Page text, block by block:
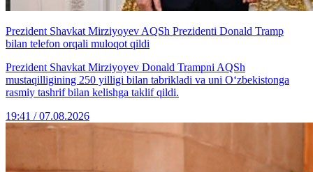
Prezident Shavkat Mirziyoyev AQSh Prezidenti Donald Tramp
bilan telefon orqali muloqot qildi
Prezident Shavkat Mirziyoyev Donald Trampni AQSh
mustaqilligining 250 yilligi bilan tabrikladi va uni O‘zbekistonga
rasmiy tashrif bilan kelishga taklif qildi.
19:41 / 07.08.2026